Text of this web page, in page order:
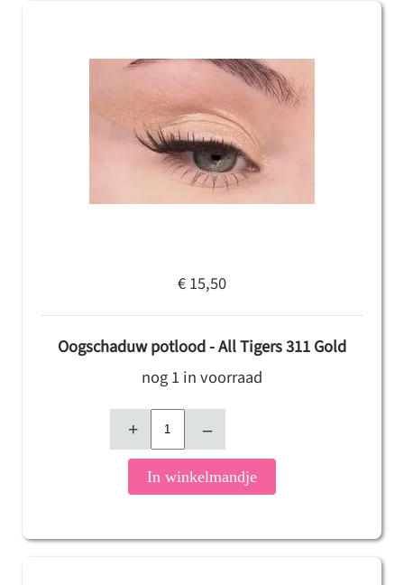
€ 15,50
Oogschaduw potlood - All Tigers 311 Gold
nog 1 in voorraad
+ –
In winkelmandje